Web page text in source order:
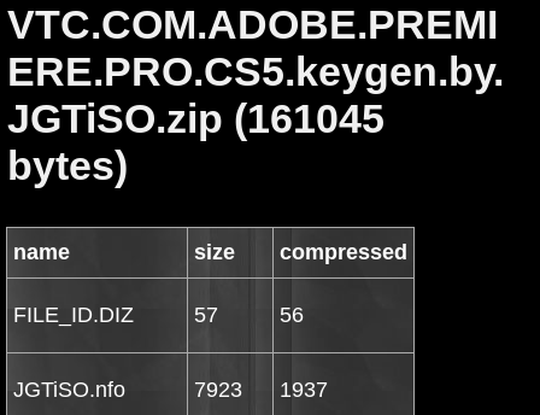
VTC.COM.ADOBE.PREMI
ERE.PRO.CS5.keygen.by.
JGTiSO.zip (161045
bytes)
name size compressed
FILE_ID.DIZ 57 56
JGTiSO.nfo 7923 1937